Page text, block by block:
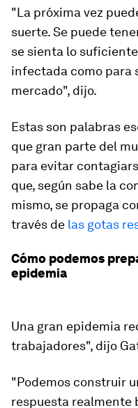
"La próxima vez
suerte. Se puede
se sienta lo
infectada como para
mercado", dijo.
Estas son palabras
que gran parte del
para evitar
que, según sabe la
mismo, se propaga
través de las gotas
Cómo podemos
epidemia
Una gran epidemia
trabajadores", dijo
"Podemos construir
respuesta realmente